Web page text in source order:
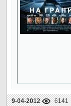
9-04-2012 6141